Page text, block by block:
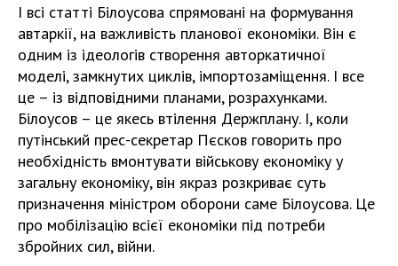
І всі статті Білоусова спрямовані на формування
автаркії, на важливість планової економіки. Він є
одним із ідеологів створення авторкатичної
моделі, замкнутих циклів, імпортозаміщення. І все
це – із відповідними планами, розрахунками.
Білоусов – це якесь втілення Держплану. І, коли
путінський прес-секретар Пєсков говорить про
необхідність вмонтувати військову економіку у
загальну економіку, він якраз розкриває суть
призначення міністром оборони саме Білоусова. Це
про мобілізацію всієї економіки під потреби
збройних сил, війни.